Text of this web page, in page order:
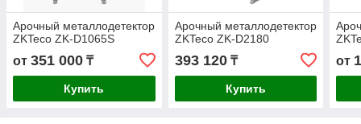
Арочный металлодетектор
ZKTeco ZK-D1065S
от 351 000 ₸
Купить
Арочный металлодетектор
ZKTeco ZK-D2180
393 120₸
Купить
от